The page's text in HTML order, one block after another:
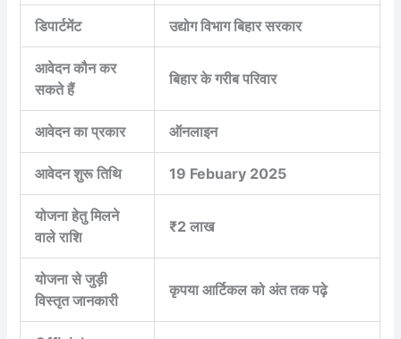
डिपार्टमेंट उद्योग विभाग बिहार सरकार
आवेदन कौन कर
सकते हैं
बिहार के गरीब परिवार
आवेदन का प्रकार ऑनलाइन
आवेदन शुरू तिथि 19 Febuary 2025
योजना हेतु मिलने
वाले राशि
₹2 लाख
योजना से जुड़ी
विस्तृत जानकारी
कृपया आर्टिकल को अंत तक पढ़े